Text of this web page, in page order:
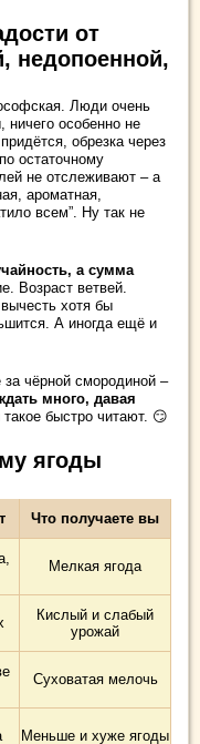
от
недопоенной,
Люди очень
ничего особенно не
обрезка через
остаточному
не отслеживают – а
ароматная,
всем”. Ну так не
а сумма
Возраст ветвей.
хотя бы
А иногда ещё и
чёрной смородиной –
много, давая
быстро читают. 😏
ягоды
Что получаете вы
Мелкая ягода
Кислый и слабый
урожай
Суховатая мелочь
Меньше и хуже ягоды